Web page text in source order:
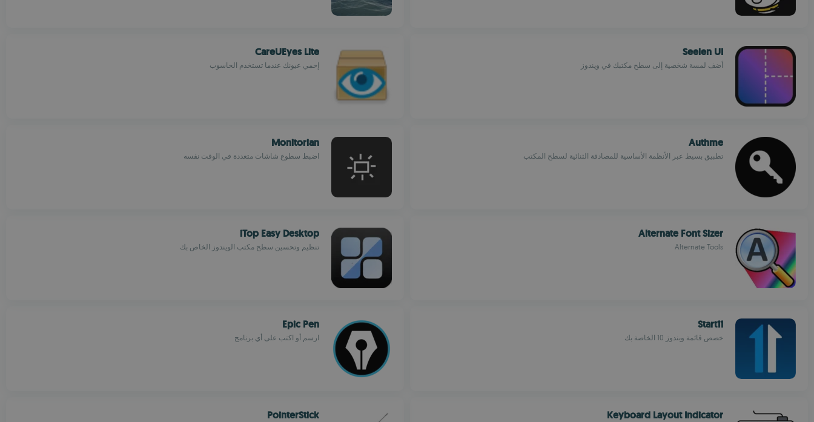
Seelen UI
أضف لمسة شخصية إلى سطح مكتبك في ويندوز
CareUEyes Lite
إحمي عيونك عندما تستخدم الحاسوب
Authme
تطبيق بسيط عبر الأنظمة الأساسية للمصادقة الثنائية لسطح المكتب
Monitorian
اضبط سطوع شاشات متعددة في الوقت نفسه
Alternate Font Sizer
Alternate Tools
iTop Easy Desktop
تنظيم وتحسين سطح مكتب الويندوز الخاص بك
Start11
خصص قائمة ويندوز 10 الخاصة بك
Epic Pen
ارسم أو اكتب على أي برنامج
Keyboard Layout Indicator
PointerStick